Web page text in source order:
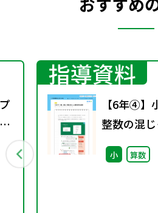
指導資料
【6年④】
整数の混
の練習
小 算数